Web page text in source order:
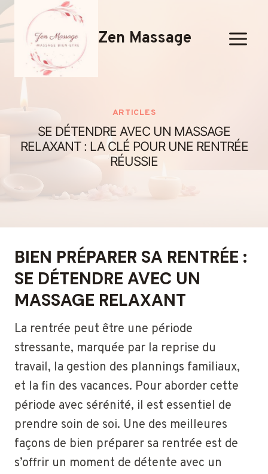
Aller
au
contenu
Zen Massage
ARTICLES
SE DÉTENDRE AVEC UN MASSAGE
RELAXANT : LA CLÉ POUR UNE RENTRÉE
RÉUSSIE
BIEN PRÉPARER SA RENTRÉE :
SE DÉTENDRE AVEC UN
MASSAGE RELAXANT
La rentrée peut être une période
stressante, marquée par la reprise du
travail, la gestion des plannings familiaux,
et la fin des vacances. Pour aborder cette
période avec sérénité, il est essentiel de
prendre soin de soi. Une des meilleures
façons de bien préparer sa rentrée est de
s’offrir un moment de détente avec un